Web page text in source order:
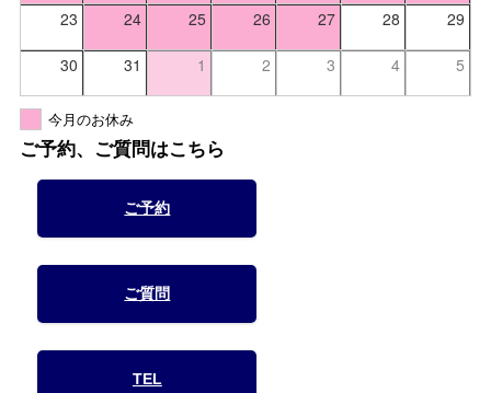
23 24 25 26 27 28 29
30 31 1 2 3 4 5
今月のお休み
ご予約、ご質問はこちら
ご予約
ご質問
TEL